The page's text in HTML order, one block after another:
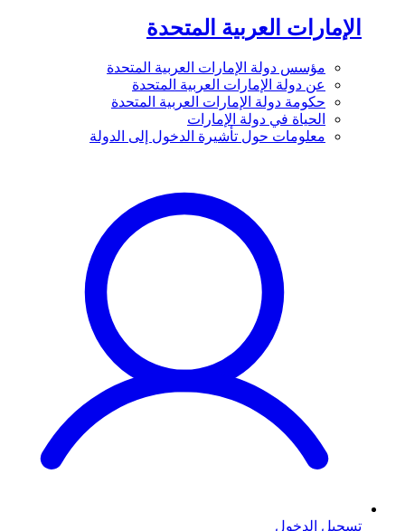
الإمارات العربية المتحدة
مؤسس دولة الإمارات العربية المتحدة
عن دولة الإمارات العربية المتحدة
حكومة دولة الإمارات العربية المتحدة
الحياة في دولة الإمارات
معلومات حول تأشيرة الدخول إلى الدولة
تسجيل الدخول